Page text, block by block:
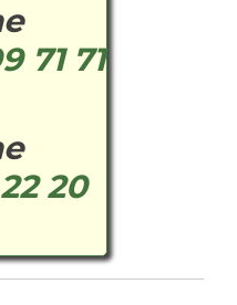
71 71
20